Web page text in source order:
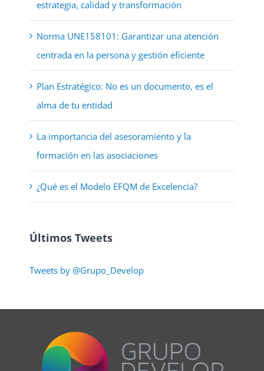
estrategia, calidad y transformación
Norma UNE158101: Garantizar una atención
centrada en la persona y gestión eficiente
Plan Estratégico: No es un documento, es el
alma de tu entidad
La importancia del asesoramiento y la
formación en las asociaciones
¿Qué es el Modelo EFQM de Excelencia?
Últimos Tweets
Tweets by @Grupo_Develop